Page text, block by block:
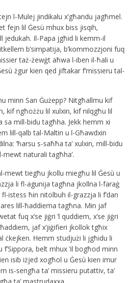
l-Mulej jindikalu x’għandu jagħmel.
fejn lil Ġesù mhux biss jisqih,
jedukah. Il-Papa jgħid li kemm-il
b’simpatija, b’kommozzjoni fuq
taż-żewġt aħwa l-iben il-ħali u
żgur kien qed jiftakar f’missieru tal-
minn San Ġużepp? Nitgħallmu kif
kif ngħożżu lil xulxin, kif nilqgħu lil
mill-bidu tagħha. Jekk hemm xi
lill-qalb tal-Maltin u l-Għawdxin
‘ħarsu s-saħħa ta’ xulxin, mill-bidu
naturali tagħha’.
mewt tiegħu jkollu miegħu lil Ġesù u
li fl-agunija tagħna jkollna l-faraġ
fl-istess ħin nitolbuh il-grazzja li f’dan
lill-ħaddiema tagħna. Min jaf
fuq x’se jiġri ’l quddiem, x’se jiġri
jaf x’jiġifieri jkollok tgħix
ċkejken. Hemm studjużi li jgħidu li
f’Sippora, belt mhux ’il bogħod minn
isib iżjed xogħol u Ġesù kien imur
is-sengħa ta’ missieru putattiv, ta’